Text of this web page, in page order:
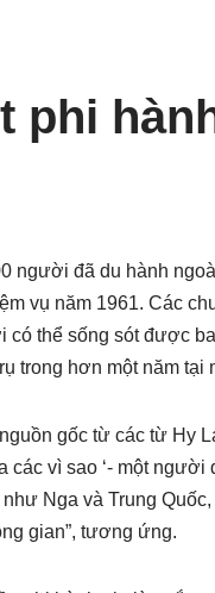
phi
người đã du hành
vụ năm 1961. Các
có thể sống sót được
trong hơn một năm tại
gốc từ các từ Hy
các vì sao ‘- một
Nga và Trung
gian”, tương ứng.